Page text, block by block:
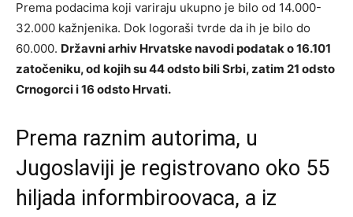
Prema podacima koji variraju ukupno je bilo od 14.000-
32.000 kažnjenika. Dok logoraši tvrde da ih je bilo do
60.000. Državni arhiv Hrvatske navodi podatak o 16.101
zatočeniku, od kojih su 44 odsto bili Srbi, zatim 21 odsto
Crnogorci i 16 odsto Hrvati.
Prema raznim autorima, u
Jugoslaviji je registrovano oko 55
hiljada informbiroovaca, a iz